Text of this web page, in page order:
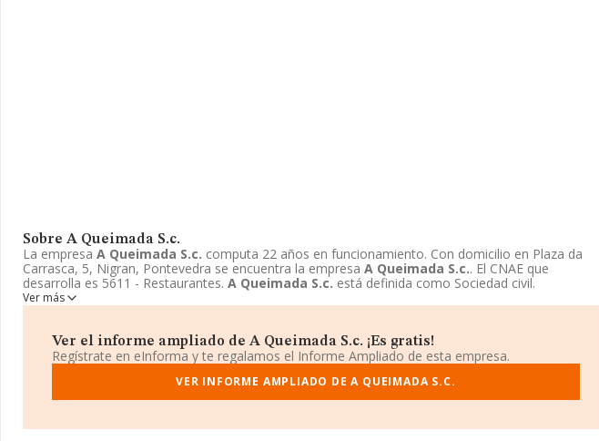
Sobre A Queimada S.c.
La empresa A Queimada S.c. computa 22 años en funcionamiento. Con domicilio en Plaza da
Carrasca, 5, Nigran, Pontevedra se encuentra la empresa A Queimada S.c.. El CNAE que
desarrolla es 5611 - Restaurantes. A Queimada S.c. está definida como Sociedad civil.
Ver más
Ver el informe ampliado de A Queimada S.c. ¡Es gratis!
Regístrate en eInforma y te regalamos el Informe Ampliado de esta empresa.
VER INFORME AMPLIADO DE A QUEIMADA S.C.